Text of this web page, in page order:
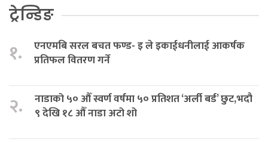
ट्रेन्डिङ
१.
एनएमबि सरल बचत फण्ड- इ ले इकाईधनीलाई आकर्षक
प्रतिफल वितरण गर्ने
२.
नाडाको ५० औँ स्वर्ण वर्षमा ५० प्रतिशत ‘अर्ली बर्ड’ छुट,भदौ
९ देखि १८ औँ नाडा अटो शो